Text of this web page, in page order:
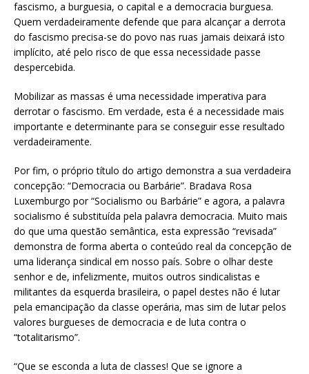
fascismo, a burguesia, o capital e a democracia burguesa.
Quem verdadeiramente defende que para alcançar a derrota
do fascismo precisa-se do povo nas ruas jamais deixará isto
implícito, até pelo risco de que essa necessidade passe
despercebida.
Mobilizar as massas é uma necessidade imperativa para
derrotar o fascismo. Em verdade, esta é a necessidade mais
importante e determinante para se conseguir esse resultado
verdadeiramente.
Por fim, o próprio título do artigo demonstra a sua verdadeira
concepção: “Democracia ou Barbárie”. Bradava Rosa
Luxemburgo por “Socialismo ou Barbárie” e agora, a palavra
socialismo é substituída pela palavra democracia. Muito mais
do que uma questão semântica, esta expressão “revisada”
demonstra de forma aberta o conteúdo real da concepção de
uma liderança sindical em nosso país. Sobre o olhar deste
senhor e de, infelizmente, muitos outros sindicalistas e
militantes da esquerda brasileira, o papel destes não é lutar
pela emancipação da classe operária, mas sim de lutar pelos
valores burgueses de democracia e de luta contra o
“totalitarismo”.
“Que se esconda a luta de classes! Que se ignore a